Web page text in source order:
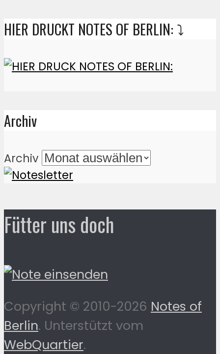
HIER DRUCKT NOTES OF BERLIN: ⤵️
Archiv
Archiv
Fütter uns doch
Copyright © 2010-2026 Notes of
Berlin. Unterstützt vom
WebQuartier.